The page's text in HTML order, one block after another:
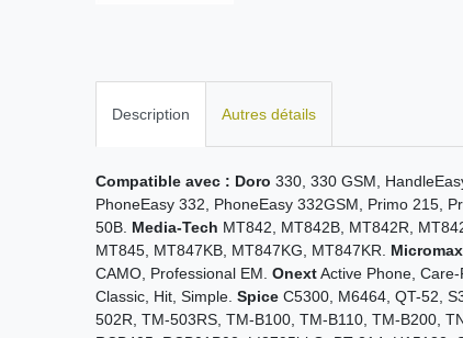
Description Autres détails
Compatible avec : Doro 330, 330 GSM,
PhoneEasy 332, PhoneEasy 332GSM, Primo 215,
50B. Media-Tech MT842, MT842B, MT842R,
MT845, MT847KB, MT847KG, MT847KR. Micromax
CAMO, Professional EM. OnextActive Phone,
Classic, Hit, Simple. Spice C5300, M6464, QT-52,
502R, TM-503RS, TM-B100, TM-B110, TM-B200,